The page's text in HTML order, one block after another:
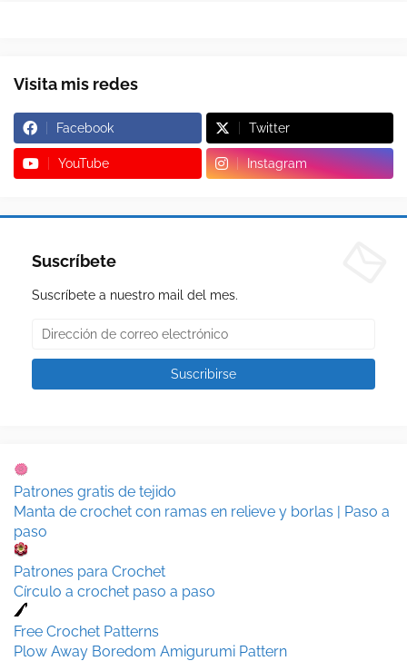
Visita mis redes
Facebook Twitter
YouTube Instagram
Suscríbete
Suscríbete a nuestro mail del mes.
Patrones gratis de tejido
Manta de crochet con ramas en relieve y borlas | Paso a
paso
Patrones para Crochet
Círculo a crochet paso a paso
Free Crochet Patterns
Plow Away Boredom Amigurumi Pattern